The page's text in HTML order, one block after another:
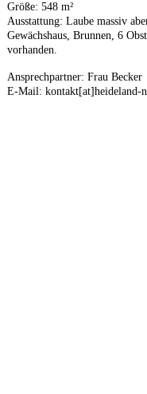
Größe: 548 m²
Ausstattung: Laube massiv
Gewächshaus, Brunnen, 6
vorhanden.
Ansprechpartner: Frau Becker
E-Mail: kontakt[at]heideland-